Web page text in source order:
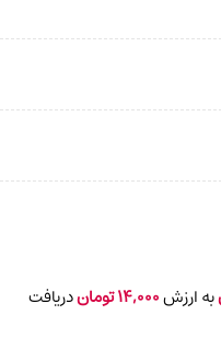
به ارزش14,000توماندریافت